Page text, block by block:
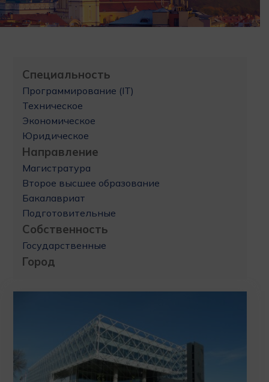
Специальность
Программирование (IT)
Техническое
Экономическое
Юридическое
Направление
Магистратура
Второе высшее образование
Бакалавриат
Подготовительные
Собственность
Государственные
Город